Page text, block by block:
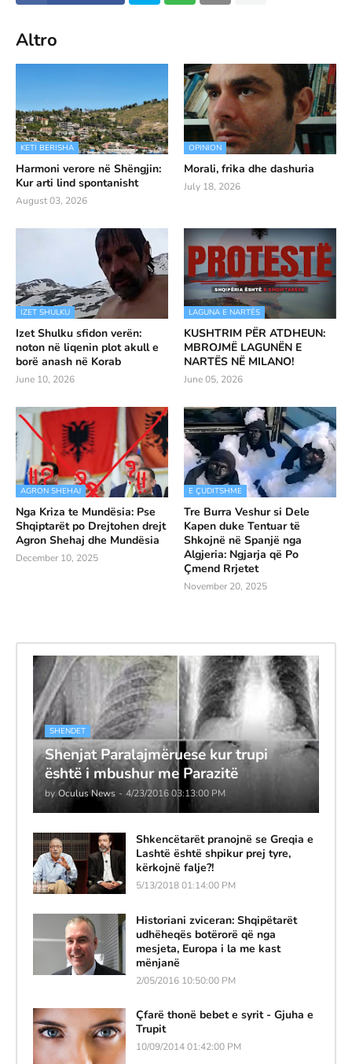
Altro
KETI BERISHA
Harmoni verore në Shëngjin:
Kur arti lind spontanisht
August 03, 2026
OPINION
Morali, frika dhe dashuria
July 18, 2026
IZET SHULKU
Izet Shulku sfidon verën:
noton në liqenin plot akull e
borë anash në Korab
June 10, 2026
LAGUNA E NARTËS
KUSHTRIM PËR ATDHEUN:
MBROJMË LAGUNËN E
NARTËS NË MILANO!
June 05, 2026
AGRON SHEHAJ
Nga Kriza te Mundësia: Pse
Shqiptarët po Drejtohen drejt
Agron Shehaj dhe Mundësia
December 10, 2025
E ÇUDITSHME
Tre Burra Veshur si Dele
Kapen duke Tentuar të
Shkojnë në Spanjë nga
Algjeria: Ngjarja që Po
Çmend Rrjetet
November 20, 2025
SHENDET
Shenjat Paralajmëruese kur trupi
është i mbushur me Parazitë
by Oculus News - 4/23/2016 03:13:00 PM
Shkencëtarët pranojnë se Greqia e
Lashtë është shpikur prej tyre,
kërkojnë falje?!
5/13/2018 01:14:00 PM
Historiani zviceran: Shqipëtarët
udhëheqës botërorë që nga
mesjeta, Europa i la me kast
mënjanë
2/05/2016 10:50:00 PM
Çfarë thonë bebet e syrit - Gjuha e
Trupit
10/09/2014 01:42:00 PM